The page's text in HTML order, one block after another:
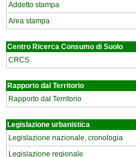
Addetto stampa
Area stampa
Centro Ricerca Consumo di Suolo
CRCS
Rapporto dal Territorio
Rapporto dal Territorio
Legislazione urbanistica
Legislazione nazionale, cronologia
Legislazione regionale